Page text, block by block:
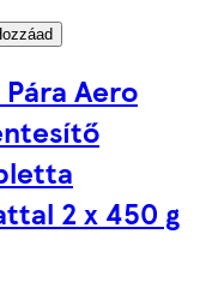
Aero
2 x 450 g